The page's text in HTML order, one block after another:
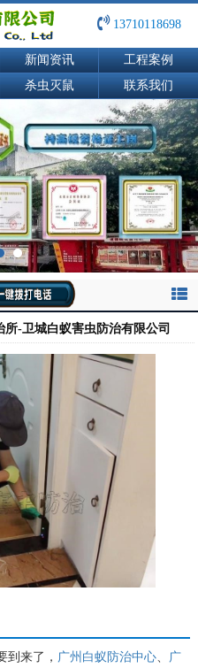
13710118698
新闻资讯
工程案例
杀虫灭鼠 联系我们
-卫城白蚁害虫防治有限公司
到来了， 广州白蚁防治中心
广